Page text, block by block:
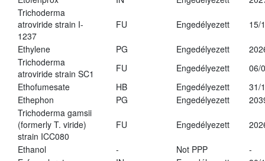
Trichoderma
atroviride strain I-
1237
FU Engedélyezett 15/
Ethylene PG Engedélyezett
Trichoderma
atroviride strain SC1
FU Engedélyezett
06/
Ethofumesate
HB Engedélyezett
31/
Ethephon
PG Engedélyezett
Trichoderma gamsii
(formerly T. viride)
strain ICC080
FU Engedélyezett
Ethanol - Not PPP
-